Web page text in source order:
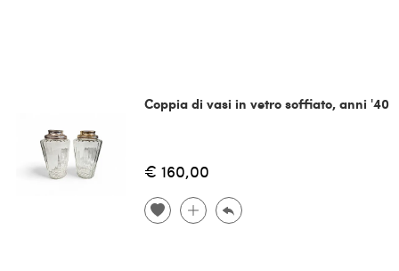
Coppia di vasi in vetro soffiato, anni '40
€ 160,00